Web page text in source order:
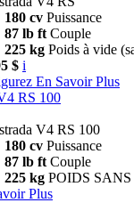
180 cv Puissance
87 lb ft Couple
225 kg Poids à vide
$ i
En Savoir Plus
RS 100
V4 RS 100
180 cv Puissance
87 lb ft Couple
225 kg POIDS
Plus